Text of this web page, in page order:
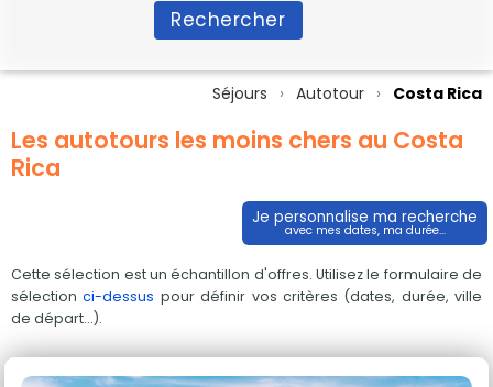
Rechercher
Séjours Autotour Costa Rica
Les autotours les moins chers au Costa
Rica
Je personnalise ma recherche
avec mes dates, ma durée...
Cette sélection est un échantillon d'offres. Utilisez le formulaire de
sélectionci-dessus pour définir vos critères (dates, durée, ville
de départ...).